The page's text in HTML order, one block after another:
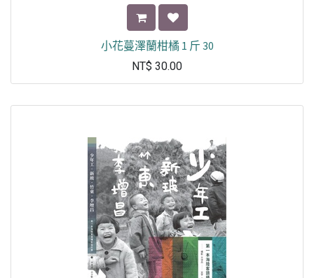
小花蔓澤蘭柑橘 1 斤 30
NT$ 30.00